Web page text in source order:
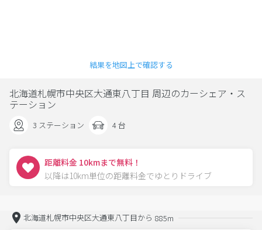
結果を地図上で確認する
北海道札幌市中央区大通東八丁目 周辺のカーシェア・ス
テーション
3 ステーション 4 台
距離料金 10kmまで無料！
以降は10km単位の距離料金でゆとりドライブ
北海道札幌市中央区大通東八丁目から 885m